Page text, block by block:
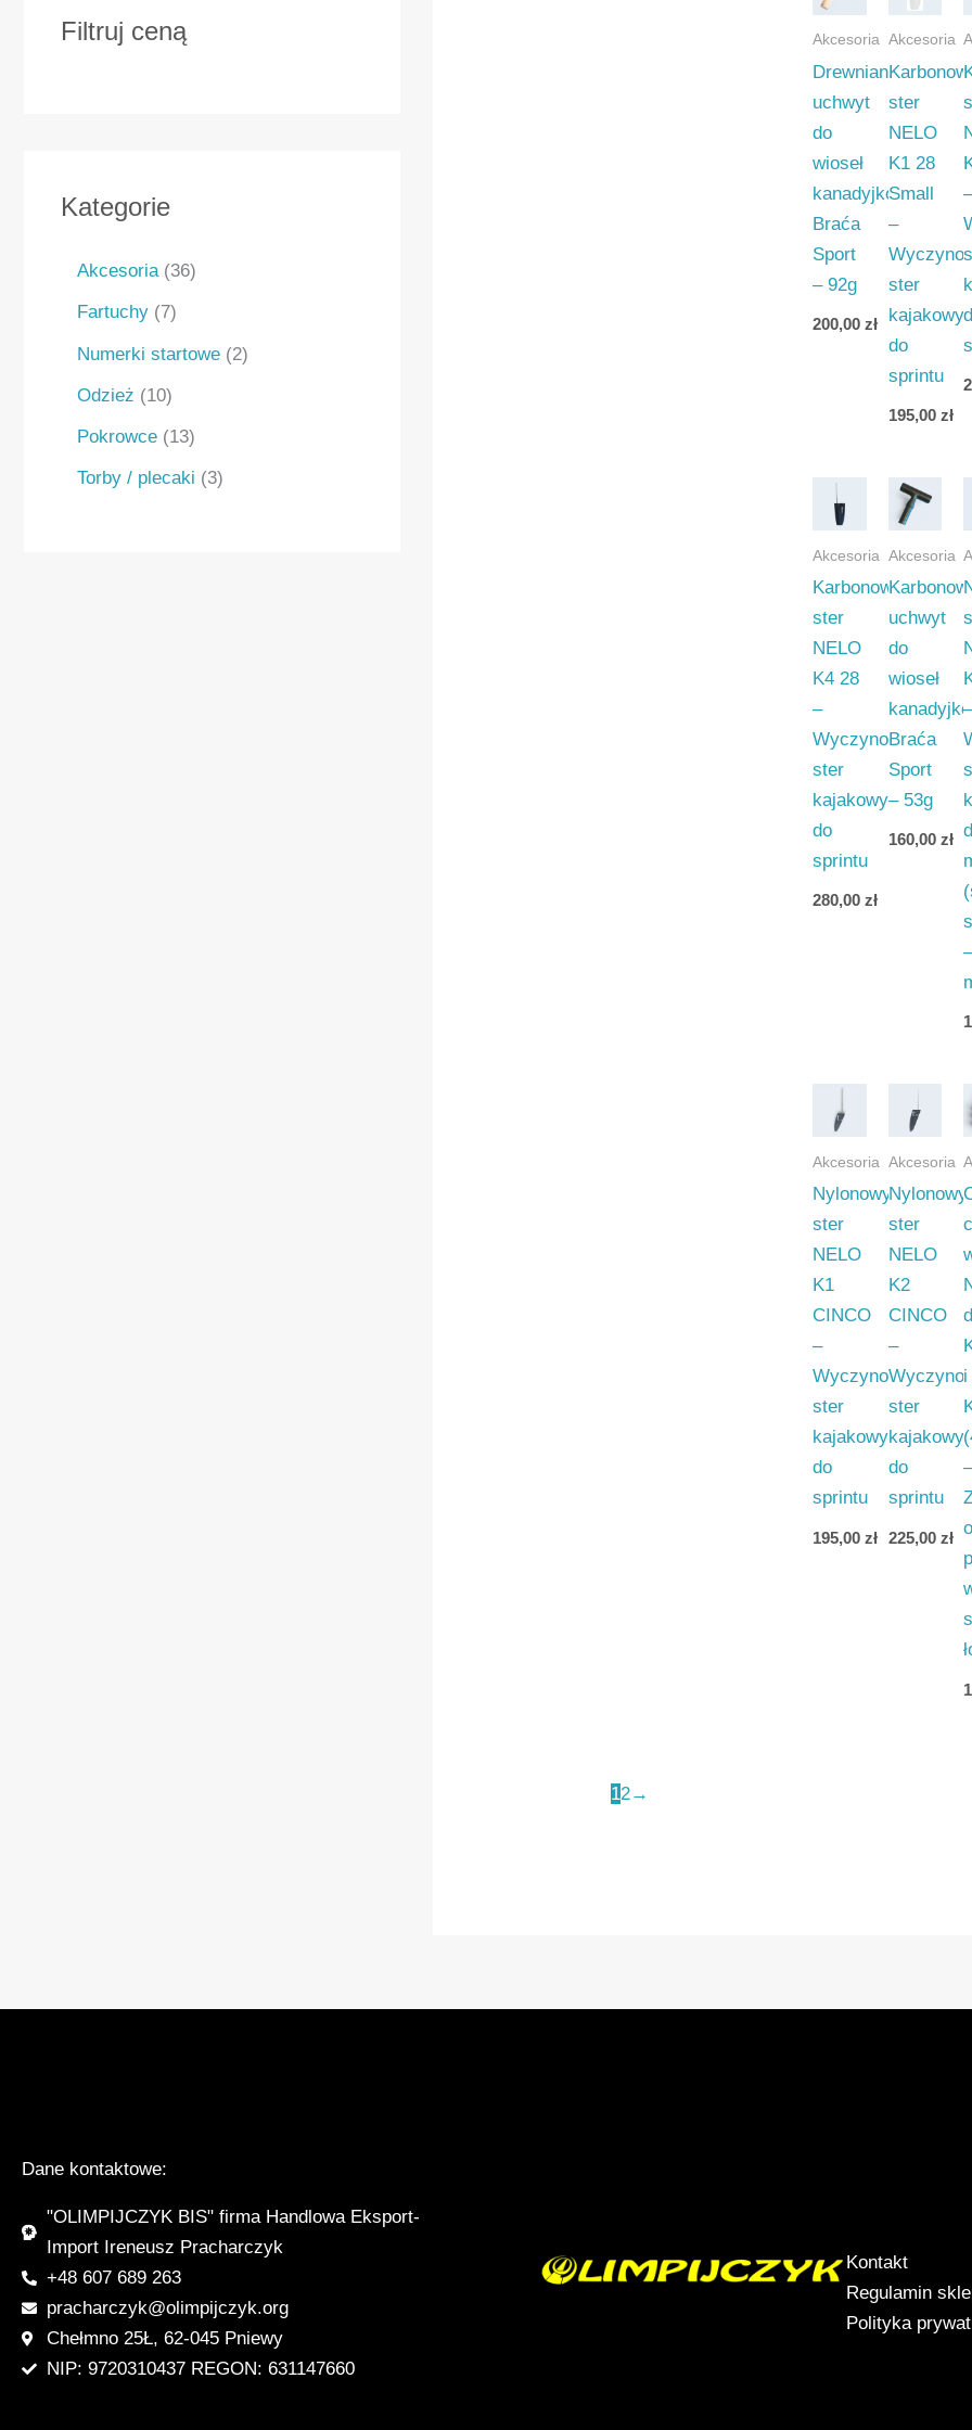
Filtruj ceną
Kategorie
Akcesoria 36
Fartuchy 7
Numerki startowe 2
Odzież 10
Pokrowce 13
Torby / plecaki 3
Akcesoria
Drewniany
uchwyt
do
wioseł
kanadyjkowych
Braća
Sport
– 92g
200,00zł
Akcesoria
ster
NELO
K1 28
Small
–
ster
kajakowy
do
sprintu
195,00 zł
Akcesoria
Karbonowy
ster
NELO
K4 28
–
Wyczynowy
ster
kajakowy
do
sprintu
280,00zł
Akcesoria
uchwyt
do
wioseł
Braća
Sport
– 53g
160,00 zł
Akcesoria
Nylonowy
ster
NELO
K1
CINCO
–
Wyczynowy
ster
kajakowy
do
sprintu
195,00zł
Akcesoria
Nylonowy
ster
NELO
K2
CINCO
–
ster
kajakowy
do
sprintu
225,00 zł
i
o
12→
Dane kontaktowe:
"OLIMPIJCZYK BIS" firma Handlowa Eksport-
Import Ireneusz Pracharczyk
+48 607 689 263
pracharczyk@olimpijczyk.org
Chełmno 25Ł, 62-045 Pniewy
NIP: 9720310437 REGON: 631147660
Kontakt
Regulamin
Polityka